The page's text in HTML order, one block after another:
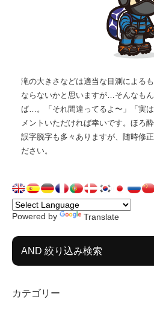
滝の大きさなどは適当な目測による
ならないかと思いますが…そんなも
ば…。「それ間違ってるよ〜」「実
メントいただければ幸いです。ほろ
誤字脱字も多々ありますが、随時修
ださい。
Powered by Translate
AND 絞り込み検索
カテゴリー